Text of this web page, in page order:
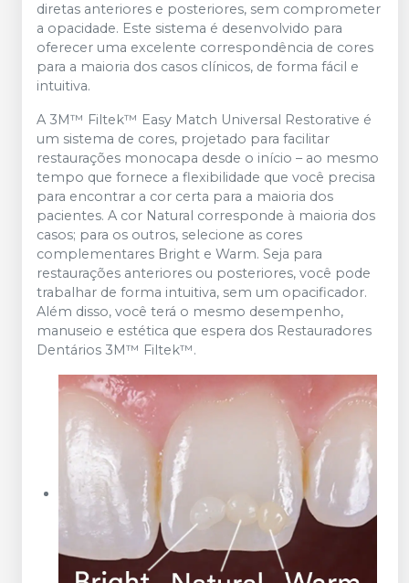
diretas anteriores e posteriores, sem comprometer
a opacidade. Este sistema é desenvolvido para
oferecer uma excelente correspondência de cores
para a maioria dos casos clínicos, de forma fácil e
intuitiva.
A 3M™ Filtek™ Easy Match Universal Restorative é
um sistema de cores, projetado para facilitar
restaurações monocapa desde o início – ao mesmo
tempo que fornece a flexibilidade que você precisa
para encontrar a cor certa para a maioria dos
pacientes. A cor Natural corresponde à maioria dos
casos; para os outros, selecione as cores
complementares Bright e Warm. Seja para
restaurações anteriores ou posteriores, você pode
trabalhar de forma intuitiva, sem um opacificador.
Além disso, você terá o mesmo desempenho,
manuseio e estética que espera dos Restauradores
Dentários 3M™ Filtek™.